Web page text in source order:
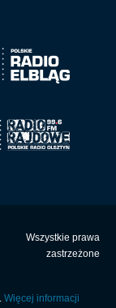
Wszystkie prawa
zastrzeżone
Więcej informacji